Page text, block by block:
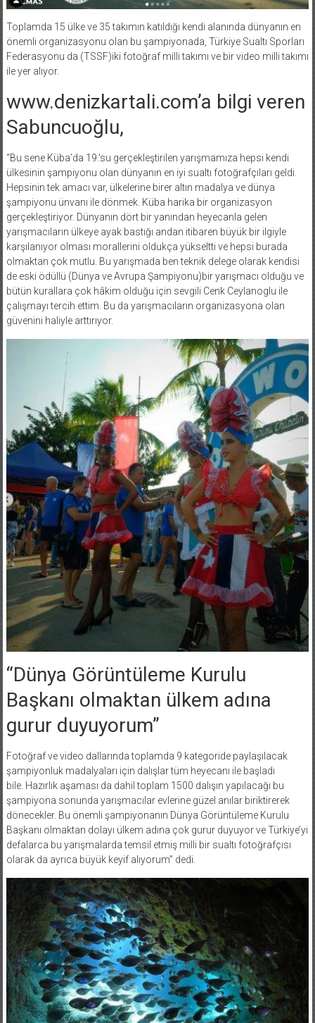
Toplamda 15 ülke ve 35 takımın katıldığı kendi alanında dünyanın en
önemli organizasyonu olan bu şampiyonada, Türkiye Sualtı Sporları
Federasyonu da (TSSF)iki fotoğraf milli takımı ve bir video milli takımı
ile yer alıyor.
www.denizkartali.com’a bilgi veren
Sabuncuoğlu,
“Bu sene Küba’da 19.’su gerçekleştirilen yarışmamıza hepsi kendi
ülkesinin şampiyonu olan dünyanın en iyi sualtı fotoğrafçıları geldi.
Hepsinin tek amacı var, ülkelerine birer altın madalya ve dünya
şampiyonu ünvanı ile dönmek. Küba harika bir organizasyon
gerçekleştiriyor. Dünyanın dört bir yanından heyecanla gelen
yarışmacıların ülkeye ayak bastığı andan itibaren büyük bir ilgiyle
karşılanıyor olması morallerini oldukça yükseltti ve hepsi burada
olmaktan çok mutlu. Bu yarışmada ben teknik delege olarak kendisi
de eski ödüllü (Dünya ve Avrupa Şampiyonu)bir yarışmacı olduğu ve
bütün kurallara çok hâkim olduğu için sevgili Cenk Ceylanoglu ile
çalışmayı tercih ettim. Bu da yarışmacıların organizasyona olan
güvenini haliyle arttırıyor.
“Dünya Görüntüleme Kurulu
Başkanı olmaktan ülkem adına
gurur duyuyorum”
Fotoğraf ve video dallarında toplamda 9 kategoride paylaşılacak
şampiyonluk madalyaları için dalışlar tüm heyecanı ile başladı
bile. Hazırlık aşaması da dahil toplam 1500 dalışın yapılacağı bu
şampiyona sonunda yarışmacılar evlerine güzel anılar biriktirerek
dönecekler. Bu önemli şampiyonanın Dünya Görüntüleme Kurulu
Başkanı olmaktan dolayı ülkem adına çok gurur duyuyor ve Türkiye’yi
defalarca bu yarışmalarda temsil etmiş milli bir sualtı fotoğrafçısı
olarak da ayrıca büyük keyif alıyorum” dedi.